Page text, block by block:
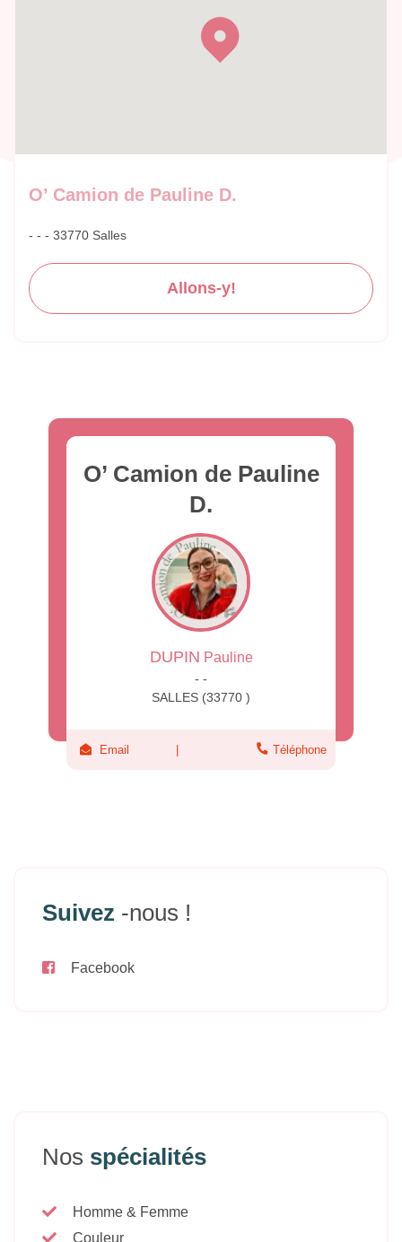
O’ Camion de Pauline D.
- - - 33770 Salles
Allons-y!
O’ Camion de Pauline
D.
DUPIN Pauline
- -
SALLES (33770 )
Email Téléphone
Suivez -nous !
Facebook
Nos spécialités
Homme & Femme
Couleur